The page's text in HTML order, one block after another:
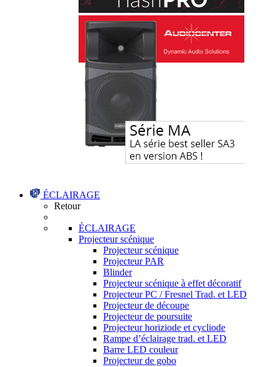
ÉCLAIRAGE
Retour
ÉCLAIRAGE
Projecteur scénique
Projecteur scénique
Projecteur PAR
Blinder
Projecteur scénique à effet décoratif
Projecteur PC / Fresnel Trad. et LED
Projecteur de découpe
Projecteur de poursuite
Projecteur horiziode et cycliode
Rampe d’éclairage trad. et LED
Barre LED couleur
Projecteur de gobo